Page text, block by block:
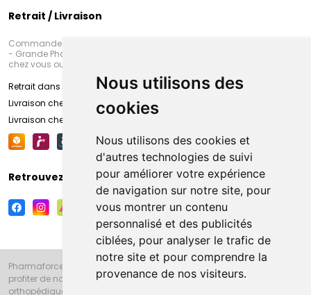
Nous utilisons des
cookies
Nous utilisons des cookies et
d'autres technologies de suivi
pour améliorer votre expérience
de navigation sur notre site, pour
vous montrer un contenu
personnalisé et des publicités
ciblées, pour analyser le trafic de
notre site et pour comprendre la
provenance de nos visiteurs.
Retrait / Livraison
Commandez en ligne et venez chercher votre commande à Amiens
- Grande Pharmacie d’Amiens (Fachon) ou recevez-là rapidement
chez vous ou en point retrait
Retrait dans la pharmacie d’Amiens
Livraison chez vous
Livraison chez votre commerçant
Retrouvez-nous sur vos réseaux sociaux
Pharmaforce.fr et la Grande Pharmacie d’Amiens vous souhaitent de
profiter de notre accueil, de nos conseils pharmaceutiques,
orthopédiques, homéopathiques, parapharmaceutiques, beauté et